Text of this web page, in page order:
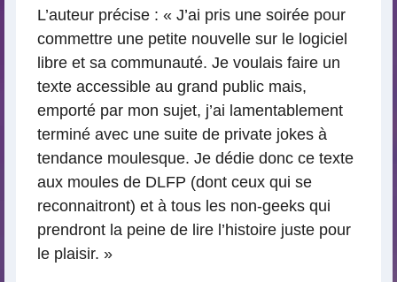
L’auteur précise : « J’ai pris une soirée pour
commettre une petite nouvelle sur le logiciel
libre et sa communauté. Je voulais faire un
texte accessible au grand public mais,
emporté par mon sujet, j’ai lamentablement
terminé avec une suite de private jokes à
tendance moulesque. Je dédie donc ce texte
aux moules de DLFP (dont ceux qui se
reconnaitront) et à tous les non-geeks qui
prendront la peine de lire l’histoire juste pour
le plaisir. »